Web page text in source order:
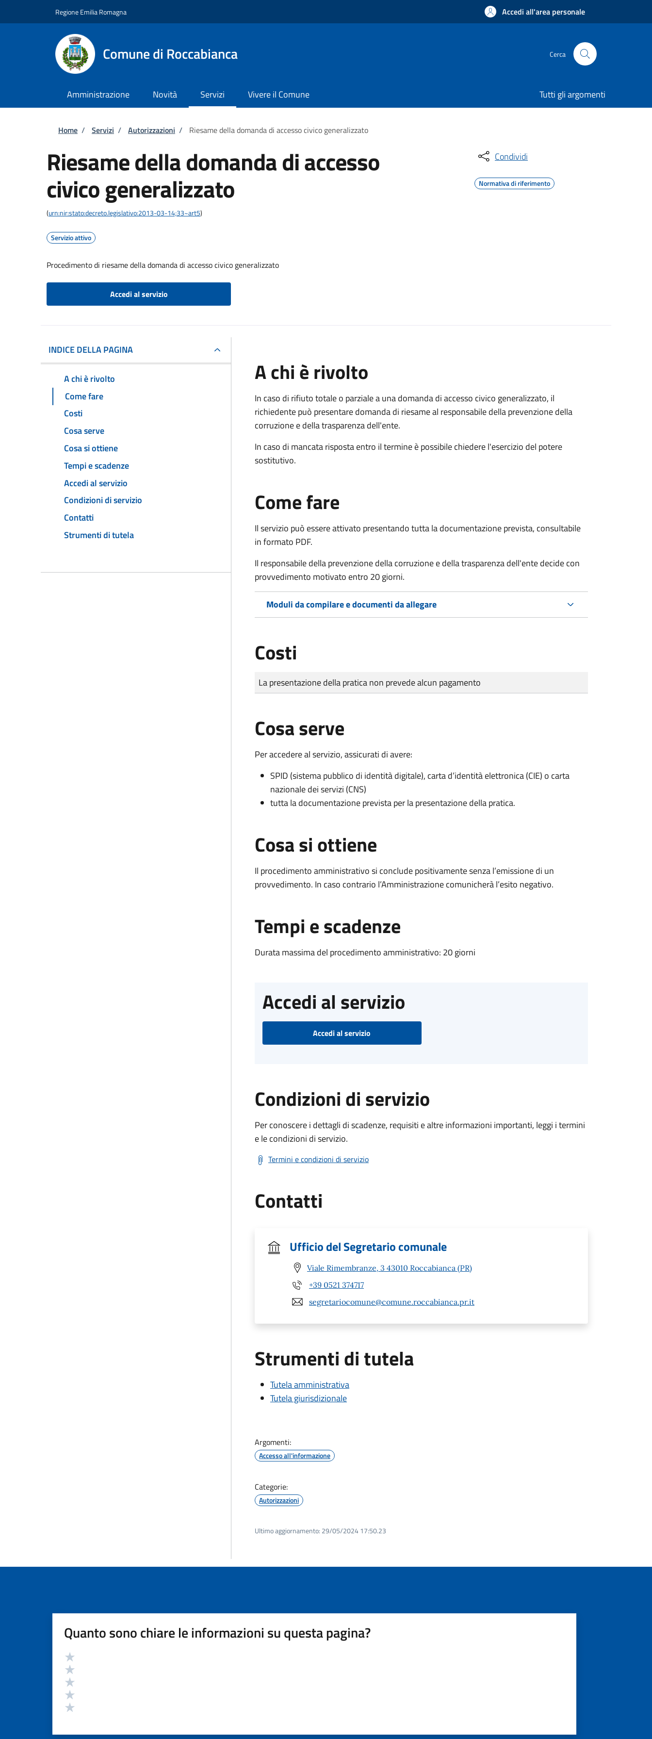
Regione Emilia Romagna Accedi all'area personale
Comune di Roccabianca Cerca
Amministrazione Novità Servizi Vivere il Comune Tutti gli argomenti
Briciole di pane
Home / Servizi / Autorizzazioni / Riesame della domanda di accesso civico generalizzato
Riesame della domanda di accesso
civico generalizzato
(urn:nir:stato:decreto.legislativo:2013-03-14;33~art5)
Servizio attivo
Procedimento di riesame della domanda di accesso civico generalizzato
Accedi al servizio
Condividi
Normativa di riferimento
INDICE DELLA PAGINA
A chi è rivolto
Come fare
Costi
Cosa serve
Cosa si ottiene
Tempi e scadenze
Accedi al servizio
Condizioni di servizio
Contatti
Strumenti di tutela
A chi è rivolto
In caso di rifiuto totale o parziale a una domanda di accesso civico generalizzato, il
richiedente può presentare domanda di riesame al responsabile della prevenzione della
corruzione e della trasparenza dell'ente.
In caso di mancata risposta entro il termine è possibile chiedere l'esercizio del potere
sostitutivo.
Come fare
Il servizio può essere attivato presentando tutta la documentazione prevista, consultabile
in formato PDF.
Il responsabile della prevenzione della corruzione e della trasparenza dell'ente decide con
provvedimento motivato entro 20 giorni.
Moduli da compilare e documenti da allegare
Costi
Tipo di pagamento
Importo
La presentazione della pratica non prevede alcun pagamento
Cosa serve
Per accedere al servizio, assicurati di avere:
SPID (sistema pubblico di identità digitale), carta d’identità elettronica (CIE) o carta
nazionale dei servizi (CNS)
tutta la documentazione prevista per la presentazione della pratica.
Cosa si ottiene
Il procedimento amministrativo si conclude positivamente senza l’emissione di un
provvedimento. In caso contrario l’Amministrazione comunicherà l’esito negativo.
Tempi e scadenze
Durata massima del procedimento amministrativo: 20 giorni
Accedi al servizio
Accedi al servizio
Condizioni di servizio
Per conoscere i dettagli di scadenze, requisiti e altre informazioni importanti, leggi i termini
e le condizioni di servizio.
Termini e condizioni di servizio
Contatti
Ufficio del Segretario comunale
Viale Rimembranze, 3 43010 Roccabianca (PR)
+39 0521 374717
segretariocomune@comune.roccabianca.pr.it
Strumenti di tutela
Tutela amministrativa
Tutela giurisdizionale
Argomenti:
Accesso all'informazione
Categorie:
Autorizzazioni
Ultimo aggiornamento: 29/05/2024 17:50.23
Quanto sono chiare le informazioni su questa pagina?
Valutazione